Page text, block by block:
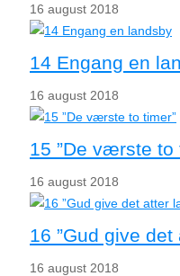
16 august 2018
14 Engang en
16 august 2018
15 ”De værste to
16 august 2018
16 ”Gud give
16 august 2018